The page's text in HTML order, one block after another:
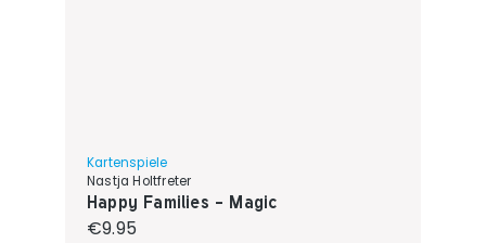
Kartenspiele
Nastja Holtfreter
Happy Families - Magic
Regular price:
€9.95